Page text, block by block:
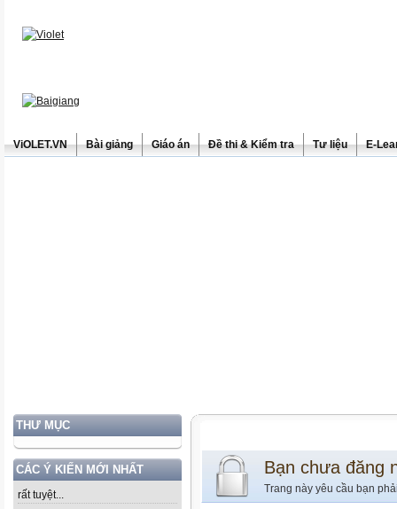
ViOLET.VN Bài giảng Giáo án Đề thi & Kiểm tra Tư liệu E-
THƯ MỤC
CÁC Ý KIẾN MỚI NHẤT
rất tuyệt...
Bạn chưa đăng
Trang này yêu cầu bạn